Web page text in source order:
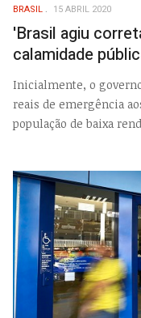
BRASIL 15 ABRIL 2020
'Brasil agiu
calamidade
Inicialmente, o
reais de emergência
população de baixa